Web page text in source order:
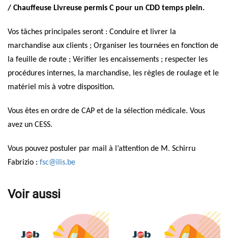
/ Chauffeuse Livreuse permis C pour un CDD temps plein.
Vos tâches principales seront : Conduire et livrer la
marchandise aux clients ; Organiser les tournées en fonction de
la feuille de route ; Vérifier les encaissements ; respecter les
procédures internes, la marchandise, les règles de roulage et le
matériel mis à votre disposition.
Vous êtes en ordre de CAP et de la sélection médicale. Vous
avez un CESS.
Vous pouvez postuler par mail à l’attention de M. Schirru
Fabrizio : fsc@ilis.be
Voir aussi